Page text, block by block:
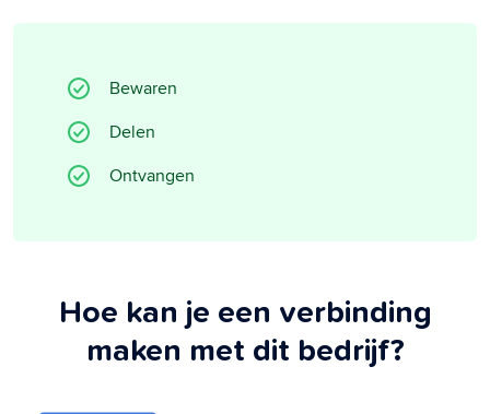
Bewaren
Delen
Ontvangen
Hoe kan je een verbinding
maken met dit bedrijf?